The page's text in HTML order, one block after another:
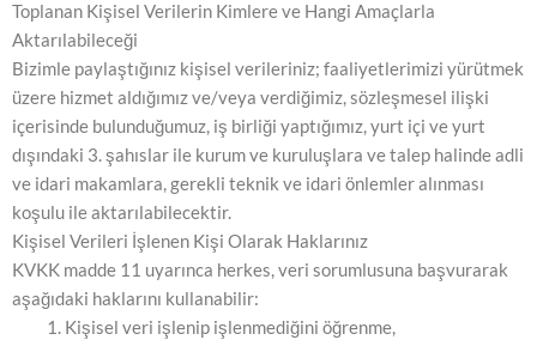
Toplanan Kişisel Verilerin Kimlere ve Hangi Amaçlarla
Aktarılabileceği
Bizimle paylaştığınız kişisel verileriniz; faaliyetlerimizi yürütmek
üzere hizmet aldığımız ve/veya verdiğimiz, sözleşmesel ilişki
içerisinde bulunduğumuz, iş birliği yaptığımız, yurt içi ve yurt
dışındaki 3. şahıslar ile kurum ve kuruluşlara ve talep halinde adli
ve idari makamlara, gerekli teknik ve idari önlemler alınması
koşulu ile aktarılabilecektir.
Kişisel Verileri İşlenen Kişi Olarak Haklarınız
KVKK madde 11 uyarınca herkes, veri sorumlusuna başvurarak
aşağıdaki haklarını kullanabilir:
Kişisel veri işlenip işlenmediğini öğrenme,